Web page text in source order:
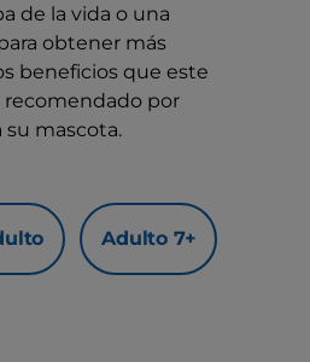
de la vida o una
obtener más
beneficios que este
recomendado por
su mascota.
Adulto 7+